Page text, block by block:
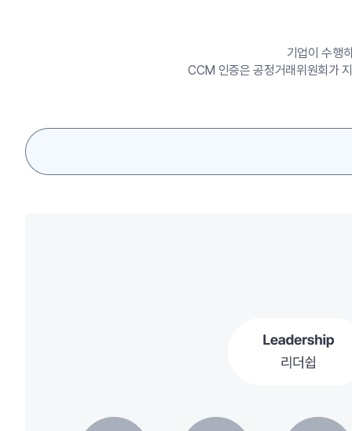
기업이 수행
CCM 인증은 공정거래위원회가